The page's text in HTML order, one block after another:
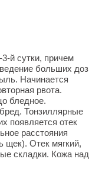
й сутки, причем
больших доз
Начинается
рвота.
бледное.
Тонзиллярные
появляется отек
расстояния
щек). Отек мягкий,
складки. Кожа над